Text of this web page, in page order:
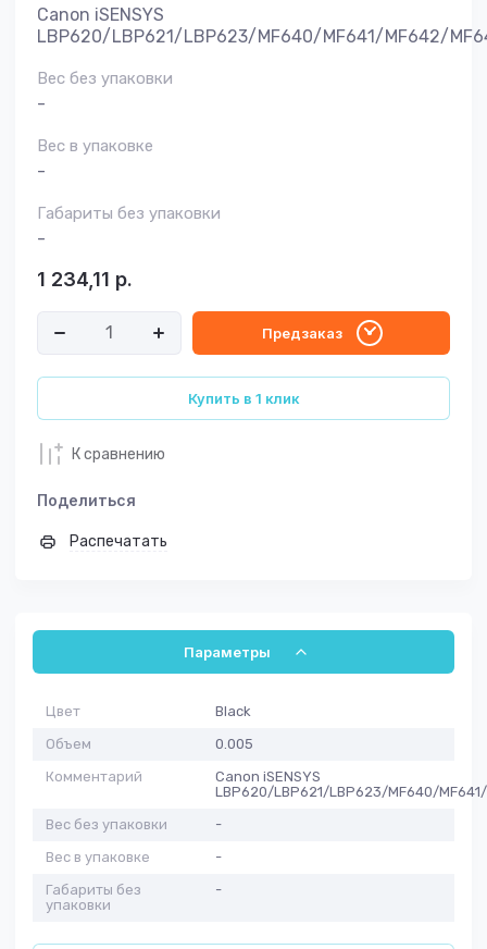
Canon iSENSYS
LBP620/LBP621/LBP623/MF640/MF641/MF642/
Вес без упаковки
-
Вес в упаковке
-
Габариты без упаковки
-
1 234,11 р.
Предзаказ
Купить в 1 клик
К сравнению
Поделиться
Распечатать
Параметры
Цвет
Black
Объем
0.005
Комментарий
Canon iSENSYS
LBP620/LBP621/LBP623/MF640/
Вес без упаковки
-
Вес в упаковке
-
Габариты без
упаковки
-